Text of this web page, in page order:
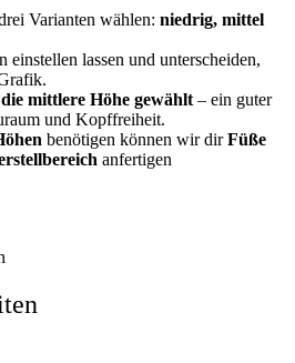
Varianten wählen: niedrig, mittel
einstellen lassen und unterscheiden,
die mittlere Höhe gewählt – ein guter
und Kopffreiheit.
benötigen können wir dirFüße
anfertigen